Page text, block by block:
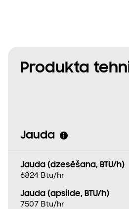
Produkta
Jauda
Jauda (dzesēšana, BTU/h)
6824 Btu/hr
Jauda (apsilde, BTU/h)
7507 Btu/hr